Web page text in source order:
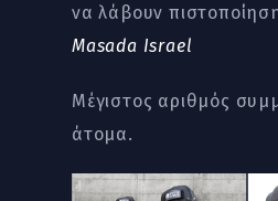
να λάβουν
Masada Israel
Μέγιστος αριθμός
άτομα.